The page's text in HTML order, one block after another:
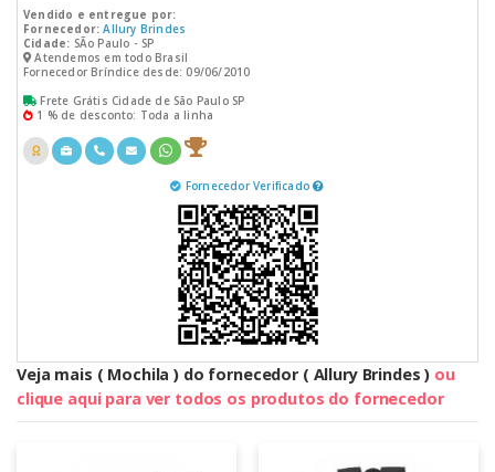
Vendido e entregue por:
Fornecedor: Allury Brindes
Cidade: SÃo Paulo - SP
Atendemos em todo Brasil
Fornecedor Bríndice desde: 09/06/2010
Frete Grátis Cidade de São Paulo SP
1 % de desconto: Toda a linha
Fornecedor Verificado
Veja mais ( Mochila ) do fornecedor ( Allury Brindes ) ou
clique aqui para ver todos os produtos do fornecedor